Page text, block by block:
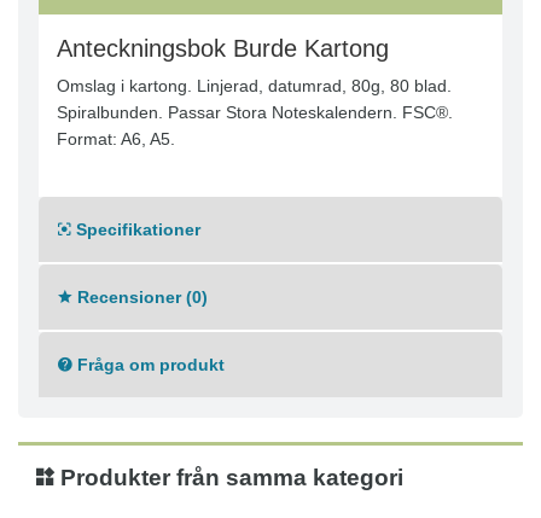
Anteckningsbok Burde Kartong
Omslag i kartong. Linjerad, datumrad, 80g, 80 blad.
Spiralbunden. Passar Stora Noteskalendern. FSC®.
Format: A6, A5.
Specifikationer
Recensioner (0)
Fråga om produkt
Produkter från samma kategori